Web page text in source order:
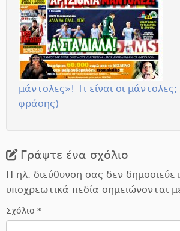
μάντολες»! Τι είναι οι
φράσης)
Γράψτε ένα σχόλιο
Η ηλ. διεύθυνση σας δεν
υποχρεωτικά πεδία σημειώνονται
Σχόλιο *